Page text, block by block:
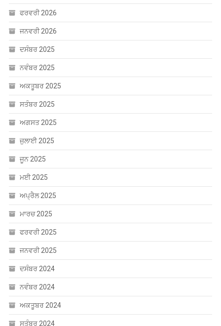
ਜਨਵਰੀ 2026
ਦਸੰਬਰ 2025
ਨਵੰਬਰ 2025
ਅਕਤੂਬਰ 2025
ਸਤੰਬਰ 2025
ਅਗਸਤ 2025
ਜੁਲਾਈ 2025
ਜੂਨ 2025
ਮਈ 2025
ਅਪ੍ਰੈਲ 2025
ਮਾਰਚ 2025
ਫਰਵਰੀ 2025
ਜਨਵਰੀ 2025
ਦਸੰਬਰ 2024
ਨਵੰਬਰ 2024
ਅਕਤੂਬਰ 2024
ਸਤੰਬਰ 2024
ਅਗਸਤ 2024